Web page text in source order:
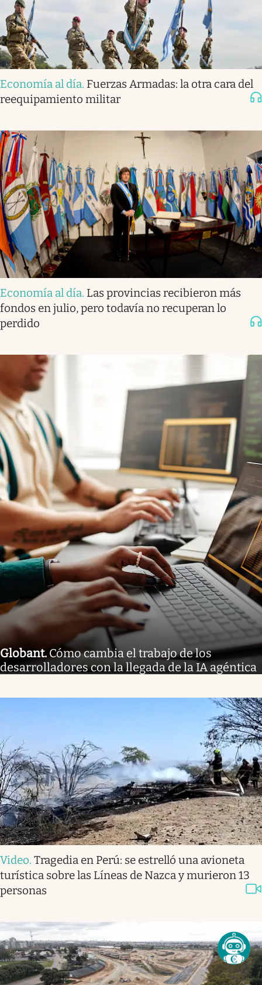
Economía al día. Fuerzas Armadas: la otra cara del
reequipamiento militar
Economía al día. Las provincias recibieron más
fondos en julio, pero todavía no recuperan lo
perdido
Globant. Cómo cambia el trabajo de los
desarrolladores con la llegada de la IA agéntica
Video. Tragedia en Perú: se estrelló una avioneta
turística sobre las Líneas de Nazca y murieron 13
personas